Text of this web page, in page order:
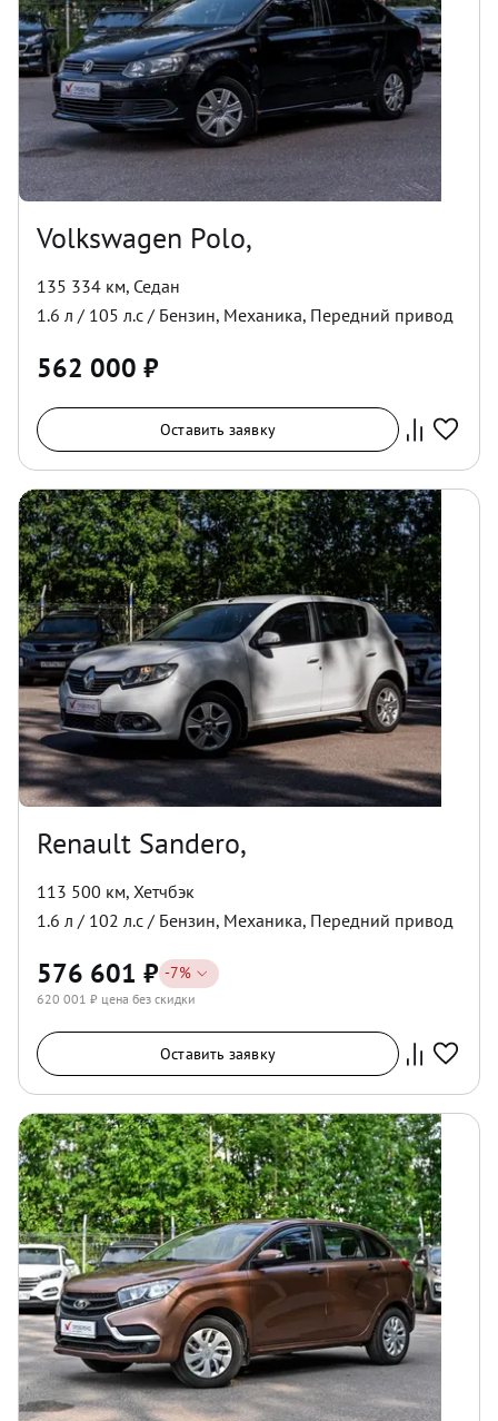
Volkswagen Polo,
135 334 км, Седан
1.6 л / 105 л.с / Бензин, Механика, Передний привод
562 000 ₽
Оставить заявку
Renault Sandero,
113 500 км, Хетчбэк
1.6 л / 102 л.с / Бензин, Механика, Передний привод
576 601 ₽ -7%
620 001 ₽ цена без скидки
Оставить заявку